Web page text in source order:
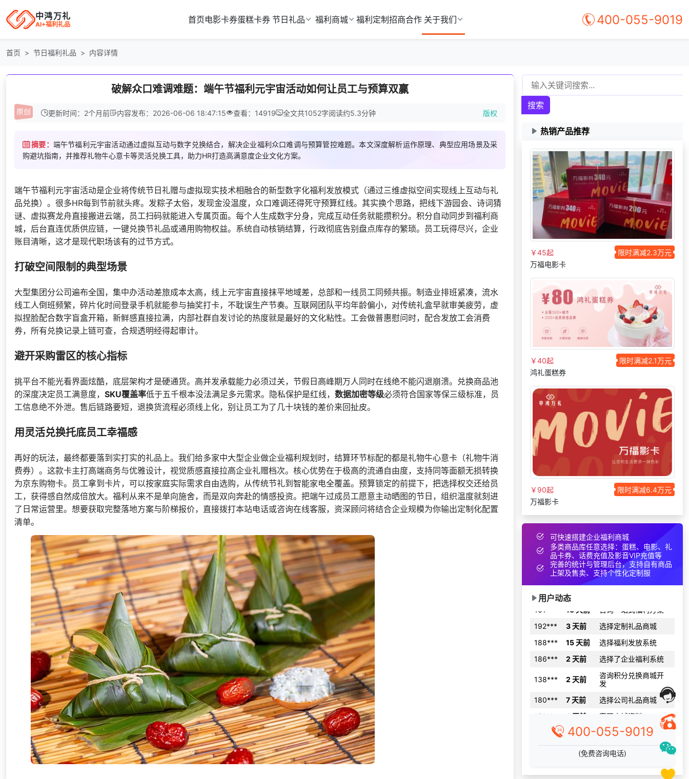
中鸿万礼
AI+福利礼品 首页电影卡券蛋糕卡券 节日礼品 福利商城 福利定制 招商合作 关于我们 400-055-9019
首页 节日福利礼品 内容详情
破解众口难调难题：端午节福利元宇宙活动如何让员工与预算双赢
更新时间：2个月前 内容发布：2026-06-06 18:47:15 查看：14919 全文共1052字阅读约5.3分钟 版权
摘要： 端午节福利元宇宙活动通过虚拟互动与数字兑换结合，解决企业福利众口难调与预算管控难题。本文深度解析运作原理、典型应用场景及采
购避坑指南，并推荐礼物牛心意卡等灵活兑换工具，助力HR打造高满意度企业文化方案。
端午节福利元宇宙活动是企业将传统节日礼赠与虚拟现实技术相融合的新型数字化福利发放模式（通过三维虚拟空间实现线上互动与礼
品兑换）。很多HR每到节前就头疼。发粽子太俗，发现金没温度，众口难调还得死守预算红线。其实换个思路，把线下游园会、诗词猜
谜、虚拟赛龙舟直接搬进云端，员工扫码就能进入专属页面。每个人生成数字分身，完成互动任务就能攒积分。积分自动同步到福利商
城，后台直连优质供应链，一键兑换节礼品或通用购物权益。系统自动核销结算，行政彻底告别盘点库存的繁琐。员工玩得尽兴，企业
账目清晰，这才是现代职场该有的过节方式。
打破空间限制的典型场景
大型集团分公司遍布全国，集中办活动差旅成本太高，线上元宇宙直接抹平地域差，总部和一线员工同频共振。制造业排班紧凑，流水
线工人倒班频繁，碎片化时间登录手机就能参与抽奖打卡，不耽误生产节奏。互联网团队平均年龄偏小，对传统礼盒早就审美疲劳，虚
拟捏脸配合数字盲盒开箱，新鲜感直接拉满，内部社群自发讨论的热度就是最好的文化粘性。工会做普惠慰问时，配合发放工会消费
券，所有兑换记录上链可查，合规透明经得起审计。
避开采购雷区的核心指标
挑平台不能光看界面炫酷，底层架构才是硬通货。高并发承载能力必须过关，节假日高峰期万人同时在线绝不能闪退崩溃。兑换商品池
的深度决定员工满意度， SKU覆盖率低于五千根本没法满足多元需求。隐私保护是红线， 数据加密等级必须符合国家等保三级标准，员
工信息绝不外泄。售后链路要短，退换货流程必须线上化，别让员工为了几十块钱的差价来回扯皮。
用灵活兑换托底员工幸福感
再好的玩法，最终都要落到实打实的礼品上。我们给多家中大型企业做企业福利规划时，结算环节标配的都是礼物牛心意卡（礼物牛消
费券）。这款卡主打高端商务与优雅设计，视觉质感直接拉高企业礼赠档次。核心优势在于极高的流通自由度，支持同等面额无损转换
为京东购物卡。员工拿到卡片，可以按家庭实际需求自由选购，从传统节礼到智能家电全覆盖。预算锁定的前提下，把选择权交还给员
工，获得感自然成倍放大。福利从来不是单向施舍，而是双向奔赴的情感投资。把端午过成员工愿意主动晒图的节日，组织温度就刻进
了日常运营里。想要获取完整落地方案与阶梯报价，直接拨打本站电话或咨询在线客服，资深顾问将结合企业规模为你输出定制化配置
清单。
搜索
热销产品推荐
￥45起
限时满减2.3万元
万福电影卡
￥40起
限时满减2.1万元
鸿礼蛋糕券
￥90起
限时满减6.4万元
万福影卡
可快速搭建企业福利商城
多类商品库任意选择：蛋糕、电影、礼
品卡券、话费充值及影音VIP充值等
完善的统计与管理后台，支持自有商品
上架及售卖、支持个性化定制服
用户动态
选择礼品商城系统
190***
选择了礼品提货系统
193***
23 天前
获取弹性福利资料
131***
14 天前
加入礼品平台
131***
4 天前
选择了礼品提货系统
192***
3 天前
了解福利商城平台
131***
18 天前
192***
3 天前
选择定制礼品商城
188***
15 天前
选择福利发放系统
186***
2 天前 选择了企业福利系统
咨询积分兑换商城开
发
选择公司礼品商城
151***
8 天前
索要商城资料
130***
23 天前
申请按需体验系统
18 天前
选择礼品商城系统
选择了礼品提货系统
166*** 18 天前
选择礼品商城系统
190***
17 天前
选择了礼品提货系统
获取弹性福利资料
131***
加入礼品平台
131***
4 天前
选择了礼品提货系统
192***
3 天前
了解福利商城平台
185***
7 天前
索要商城资料
131***
18 天前
咨询一站式福利方案
选择定制礼品商城
188***
选择福利发放系统
186***
138***
咨询积分兑换商城开
180***
7 天前
选择公司礼品商城
151***
8 天前
索要商城资料
156***
5 天前
选择礼品商城系统
申请按需体验系统
400-055-9019
(免费咨询电话)